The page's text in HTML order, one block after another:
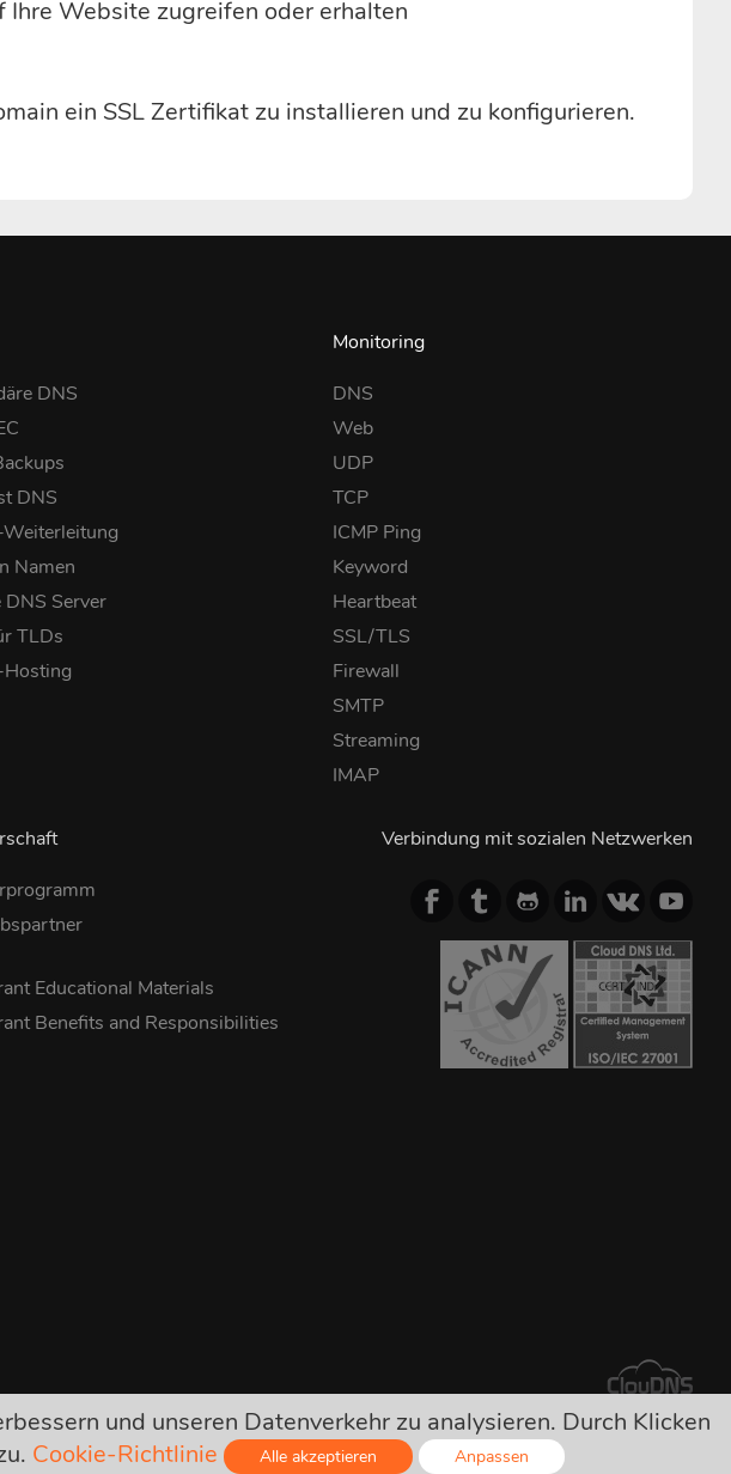
Website zugreifen oder erhalten
ein SSL Zertifikat zu installieren und zu konfigurieren.
DNS
DNS
Namen
DNS Server
TLDs
Monitoring
DNS
Web
UDP
TCP
ICMP Ping
Keyword
Heartbeat
SSL/TLS
Firewall
SMTP
Streaming
IMAP
Educational Materials
Benefits and Responsibilities
Verbindung mit sozialen Netzwerken
Keine anderen versteckten Kosten!
und unseren Datenverkehr zu analysieren. Durch Klicken
Cookie-Richtlinie Alle akzeptieren Anpassen